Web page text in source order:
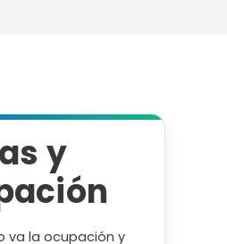
y
va la ocupación y